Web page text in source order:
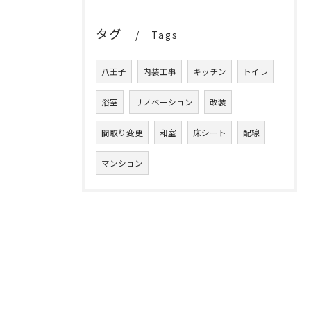
タグ Tags
八王子 内装工事 キッチン トイレ
浴室 リノベーション 改装
間取り変更 和室 床シート 配線
マンション